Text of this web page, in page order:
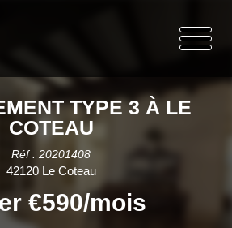
TYPE 3 À LE
COTEAU
Réf : 20201408
42120 Le Coteau
€590/mois